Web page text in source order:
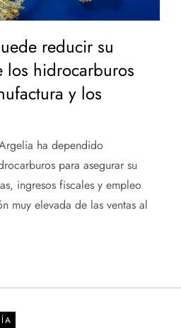
reducir su
hidrocarburos
y los
ha dependido
para asegurar su
ingresos fiscales y empleo
muy elevada de las ventas al